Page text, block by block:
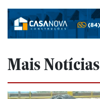
Mais Notícias